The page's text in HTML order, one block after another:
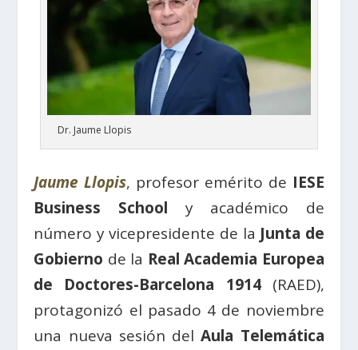
Dr. Jaume Llopis
Jaume Llopis, profesor emérito de IESE
Business School y académico de
número y vicepresidente de la Junta de
Gobierno de la Real Academia Europea
de Doctores-Barcelona 1914(RAED),
protagonizó el pasado 4 de noviembre
una nueva sesión delAula Telemática